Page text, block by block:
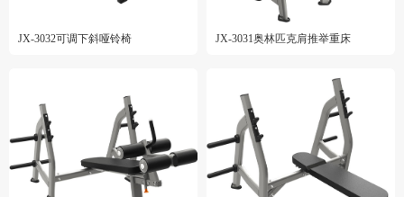
JX-3032可调下斜哑铃椅 JX-3031奥林匹克肩推举重床